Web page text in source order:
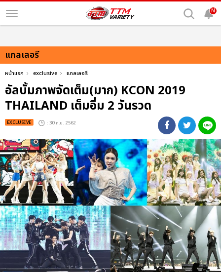
N
แกลเลอรี
หน้าแรก exclusive แกลเลอรี
อัลบั้มภาพจัดเต็ม(มาก) KCON 2019
THAILAND เต็มอิ่ม 2 วันรวด
EXCLUSIVE : 30 ก.ย. 2562